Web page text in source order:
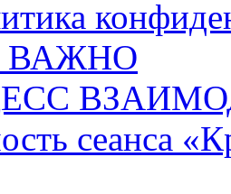
ВАЖНО
сеанса